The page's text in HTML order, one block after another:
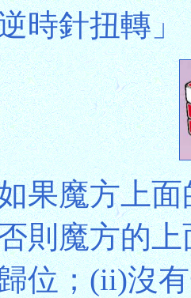
時針扭轉
果魔方上
則魔方的
位；(ii)沒